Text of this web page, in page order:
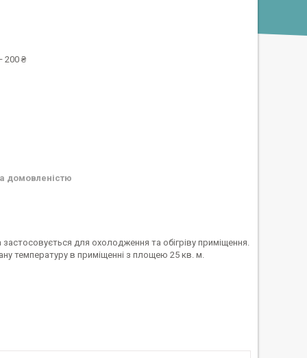
200 ₴
домовленістю
для охолодження та обігріву приміщення.
температуру в приміщенні з площею 25 кв. м.